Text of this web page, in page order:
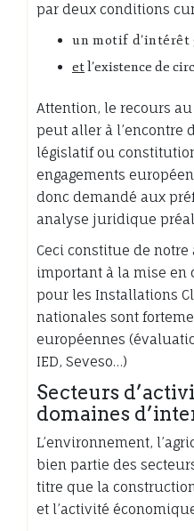
par deux conditions
un motif d’intérêt
etl’existence de
Attention, le recours
peut aller à l’encontre
législatif ou
engagements
donc demandé aux
analyse juridique
Ceci constitue de
important à la mise en
pour les Installations
nationales sont
européennes
IED, Seveso…)
Secteurs
domaines
L’environnement,
bien partie des
titre que la
et l’activité